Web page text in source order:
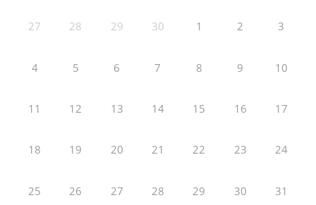
27 28 29 30 1 2 3
4 5 6 7 8 9 10
11 12 13 14 15 16 17
18 19 20 21 22 23 24
25 26 27 28 29 30 31